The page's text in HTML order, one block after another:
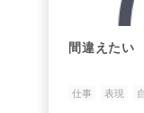
間違えたい
仕事 表現